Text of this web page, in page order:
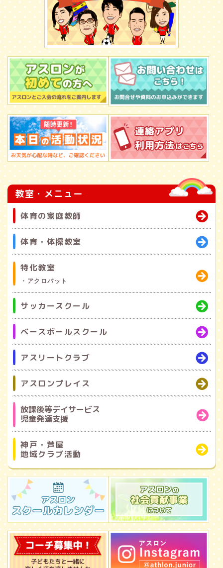
教室・メニュー
体育の家庭教師
体育・体操教室
特化教室
・アクロバット
サッカースクール
ベースボールスクール
アスリートクラブ
アスロンプレイス
放課後等デイサービス
児童発達支援
神戸・芦屋
地域クラブ活動